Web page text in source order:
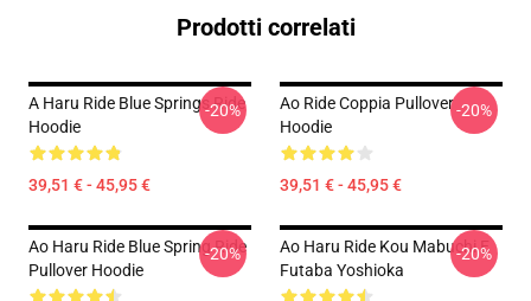
Prodotti correlati
A Haru Ride Blue Springs Ride
Hoodie
39,51 € - 45,95 €
-20%
Ao Ride Coppia Pullover
Hoodie
39,51 € - 45,95 €
-20%
Ao Haru Ride Blue Spring Ride
Pullover Hoodie
-20%
Ao Haru Ride Kou Mabuchi E
Futaba Yoshioka
-20%